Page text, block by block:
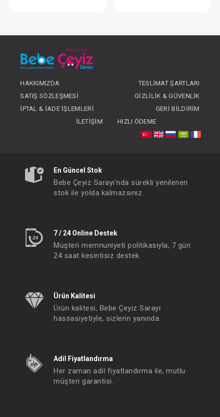
OLUNUZ
HAKKIMIZDA
TESLIMAT ŞARTLARI
SATIŞ SÖZLEŞMESI
GIZLILIK & GÜVENLIK
İPTAL & İADE İŞLEMLERI
GERI BILDIRIM
İLETIŞIM
HIZLI ÖDEME
En Güncel Stok
Bebe Çeyiz Sarayı'nda sürekli yenilenen
stok ile yolda kalmazsınız.
7 / 24 Online Destek
Müşteri memnuniyeti politikasıyla, 7 gün
24 saat kesintisiz destek.
Ürün Kalitesi
Ürün kalitesi, Bebe Çeyiz Sarayı
hassasiyetiyle, sizlerin yanında.
Adil Fiyatlandırma
Her zaman adil fiyatlandırma ile, mutlu
müşteri garantisi.